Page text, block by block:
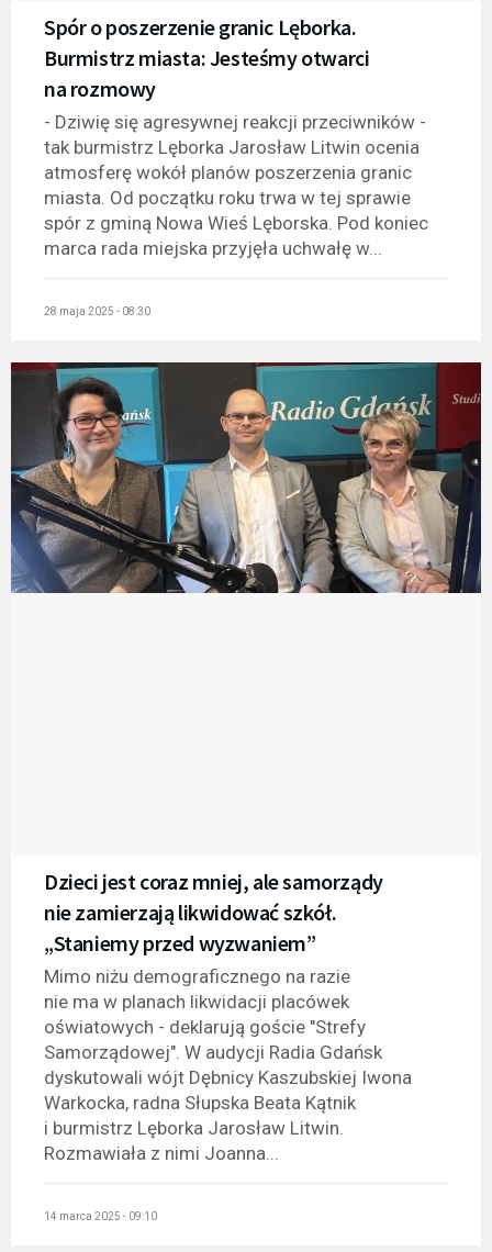
Spór o poszerzenie granic Lęborka.
Burmistrz miasta: Jesteśmy otwarci
na rozmowy
- Dziwię się agresywnej reakcji przeciwników -
tak burmistrz Lęborka Jarosław Litwin ocenia
atmosferę wokół planów poszerzenia granic
miasta. Od początku roku trwa w tej sprawie
spór z gminą Nowa Wieś Lęborska. Pod koniec
marca rada miejska przyjęła uchwałę w...
28 maja 2025 - 08:30
Dzieci jest coraz mniej, ale samorządy
nie zamierzają likwidować szkół.
„Staniemy przed wyzwaniem”
Mimo niżu demograficznego na razie
nie ma w planach likwidacji placówek
oświatowych - deklarują goście "Strefy
Samorządowej". W audycji Radia Gdańsk
dyskutowali wójt Dębnicy Kaszubskiej Iwona
Warkocka, radna Słupska Beata Kątnik
i burmistrz Lęborka Jarosław Litwin.
Rozmawiała z nimi Joanna...
14 marca 2025 - 09:10